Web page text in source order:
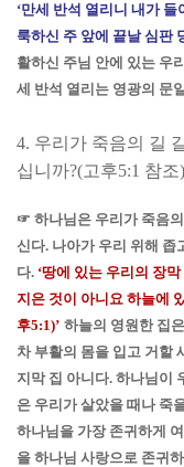
‘만세 반석 열리니 내가 들
룩하신 주 앞에 끝날 심판
활하신 주님 안에 있는 우
세 반석 열리는 영광의 문
4. 우리가 죽음의 길
십니까?(고후5:1 참조)
☞ 하나님은 우리가 죽음
신다. 나아가 우리 위해 좁
다. ‘땅에 있는 우리의 장
지은 것이 아니요 하늘에
후5:1)’ 하늘의 영원한 집
차 부활의 몸을 입고 거할
지막 집 아니다. 하나님이
은 우리가 살았을 때나 죽
하나님을 가장 존귀하게
을 하나님 사랑으로 존귀